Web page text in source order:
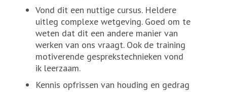
Vond dit een nuttige cursus. Heldere
uitleg complexe wetgeving. Goed om te
weten dat dit een andere manier van
werken van ons vraagt. Ook de training
motiverende gesprekstechnieken vond
ik leerzaam.
Kennis opfrissen van houding en gedrag